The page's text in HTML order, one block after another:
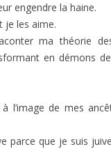
engendre la haine.
je les aime.
ma théorie
en démons
l’image de mes
parce que je suis